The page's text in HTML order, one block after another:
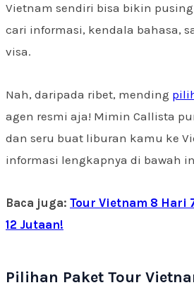
Vietnam sendiri bisa bikin
cari informasi, kendala bahasa,
visa.
Nah, daripada ribet, mending
agen resmi aja! Mimin Callista
dan seru buat liburan kamu ke
informasi lengkapnya di bawah
Baca juga: Tour Vietnam 8 Hari
12 Jutaan!
Pilihan Paket Tour